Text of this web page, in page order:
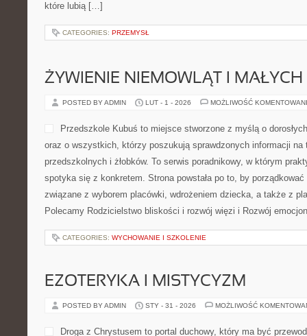
które lubią […]
CATEGORIES: PRZEMYSŁ
ŻYWIENIE NIEMOWLĄT I MAŁYCH
POSTED BY ADMIN LUT - 1 - 2026 MOŻLIWOŚĆ
Przedszkole Kubuś to miejsce stworzone z myślą o
oraz o wszystkich, którzy poszukują sprawdzonych informacji na
przedszkolnych i żłobków. To serwis poradnikowy, w którym
spotyka się z konkretem. Strona powstała po to, by
związane z wyborem placówki, wdrożeniem dziecka, a także z
Polecamy Rodzicielstwo bliskości i rozwój więzi i Rozwój
CATEGORIES: WYCHOWANIE I SZKOLENIE
EZOTERYKA I MISTYCYZM
POSTED BY ADMIN STY - 31 - 2026 MOŻLIWOŚĆ
Droga z Chrystusem to portal duchowy, który ma być